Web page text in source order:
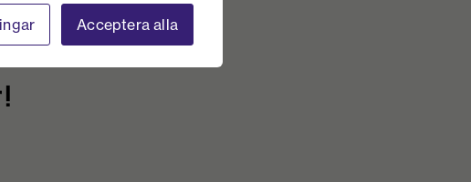
Acceptera alla